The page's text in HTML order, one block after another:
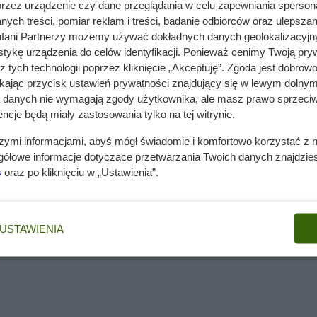
także ładnie się prezentuje – roślina wygląda na gęsta
kwitnie od kwietnia do października. Kwiaty można ściąć
sprawdzają się w suszonych bukietach. Kwiatostany
pomarańczowe, fioletowe lub różowe. Wszystko zależy od
się prezentuje, ale najlepiej celozja sprawdzi się w
ozdobne pojemniczki wchodzą tutaj w grę. Roślina nie jest
korzeniowego. Dlatego też płaskie donice dobrze
Wszystko dlatego, że celozja to naprawdę kapryśna
Dość kłopotliwa jest jej uprawa także z tego względu, że
mieć 22 stopnie Celsjusza, żeby skiełkować. Podłoże
na zgorzel siewek. Młodych roślin nie podlewa się, tylko
urządzenie czy dane przeglądania w celu zapewniania
treści, pomiar reklam i treści, badanie odbiorców oraz
Partnerzy możemy używać dokładnych danych
urządzenia do celów identyfikacji. Ponieważ cenimy Twoją
tych technologii poprzez kliknięcie „Akceptuję”. Zgoda jest
przycisk ustawień prywatności znajdujący się w lewym
danych nie wymagają zgody użytkownika, ale masz prawo
będą miały zastosowania tylko na tej witrynie.
informacjami, abyś mógł świadomie i komfortowo korzystać z
informacje dotyczące przetwarzania Twoich danych
oraz po kliknięciu w „Ustawienia”.
USTAWIENIA